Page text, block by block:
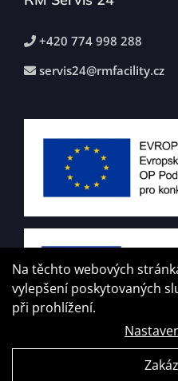
+420 774 998 288
servis24@rmfacility.cz
Na těchto webových
vylepšení poskytovaných
při prohlížení.